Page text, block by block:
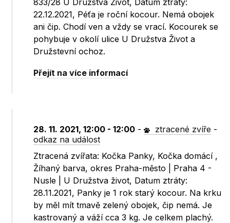
833/28 U Družstva Život, Datum ztráty:
22.12.2021, Péťa je roční kocour. Nemá obojek
ani čip. Chodí ven a vždy se vrací. Kocourek se
pohybuje v okolí ulice U Družstva Život a
Družstevní ochoz.
Přejít na více informací
28. 11. 2021, 12:00 - 12:00 - ztracené zvíře -
odkaz na událost
Ztracená zvířata: Kočka Panky, Kočka domácí ,
Žíhaný barva, okres Praha-město | Praha 4 -
Nusle | U Družstva život, Datum ztráty:
28.11.2021, Panky je 1 rok starý kocour. Na krku
by měl mít tmavě zelený obojek, čip nemá. Je
kastrovaný a váží cca 3 kg. Je celkem plachý.